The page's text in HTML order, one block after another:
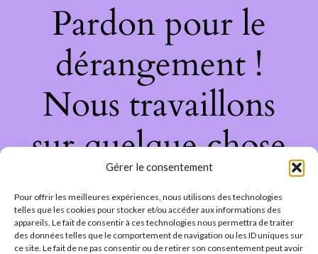
Gérer le consentement
Pour offrir les meilleures expériences, nous utilisons des technologies
telles que les cookies pour stocker et/ou accéder aux informations des
appareils. Le fait de consentir à ces technologies nous permettra de traiter
des données telles que le comportement de navigation ou les ID uniques sur
ce site. Le fait de ne pas consentir ou de retirer son consentement peut avoir
Pardon pour le
dérangement !
Nous travaillons
sur quelque chose
de fantastique –
revenez bientôt !